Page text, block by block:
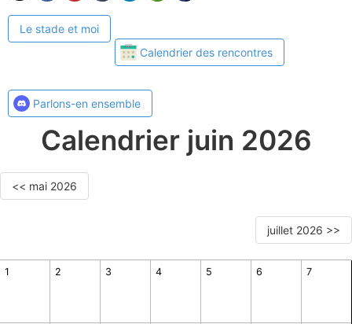
Le stade et moi
Calendrier des rencontres
Parlons-en ensemble
Calendrier juin 2026
<< mai 2026
juillet 2026 >>
1 2 3 4 5 6 7